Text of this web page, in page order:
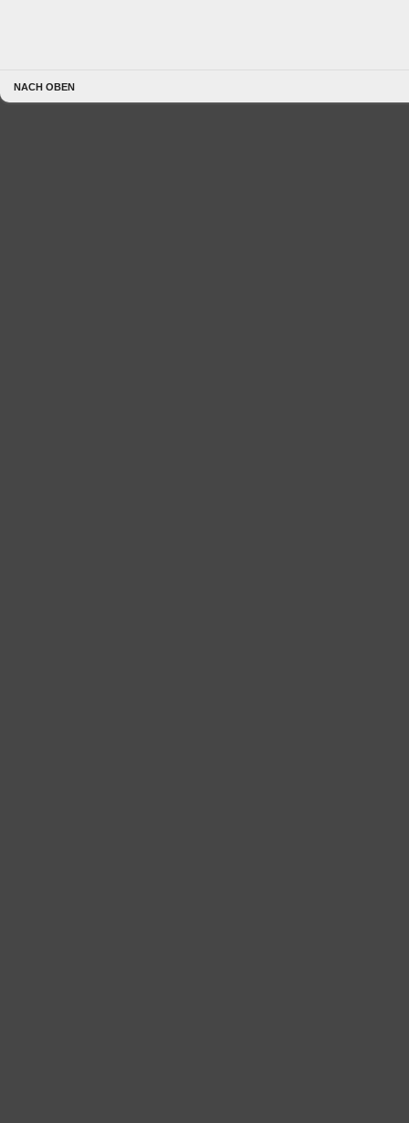
NACH OBEN